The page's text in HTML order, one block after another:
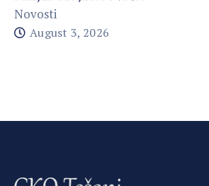
Novosti
August 3, 2026